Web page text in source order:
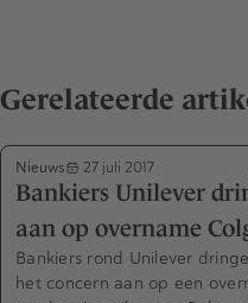
Gerelateerde
Nieuws 27 juli 2017
Bankiers Unilever
aan op overname
Bankiers rond Unilever
het concern aan op een